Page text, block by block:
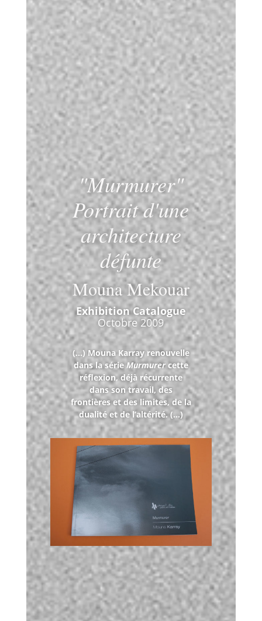
"Murmurer"
Portrait d'une
architecture
défunte
Mouna Mekouar
Exhibition Catalogue
Octobre 2009
(…) Mouna Karray renouvelle
dans la série Murmurercette
réflexion, déjà récurrente
dans son travail, des
frontières et des limites, de la
dualité et de l’altérité. (…)